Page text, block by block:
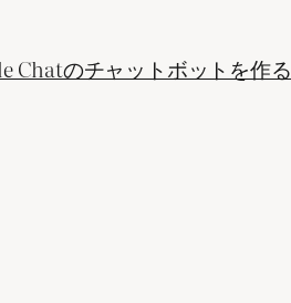
Chatのチャットボットを作る